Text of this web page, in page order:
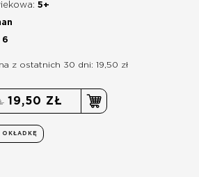
5+
6
z ostatnich 30 dni: 19,50 zł
19,50 ZŁ
OKŁADKĘ